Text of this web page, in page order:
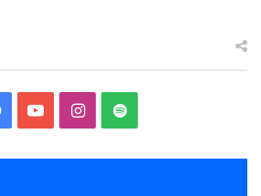
Facebook
YouTubeInstagram
Spotify